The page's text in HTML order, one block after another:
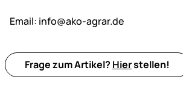
Email: info@ako-agrar.de
Frage zum Artikel? Hierstellen!